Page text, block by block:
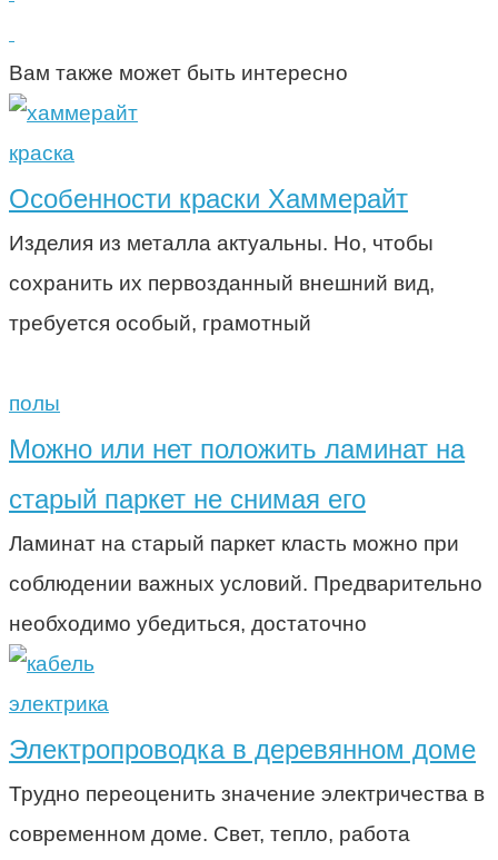
Вам также может быть интересно
краска
Особенности краски Хаммерайт
Изделия из металла актуальны. Но, чтобы
сохранить их первозданный внешний вид,
требуется особый, грамотный
полы
Можно или нет положить ламинат на
старый паркет не снимая его
Ламинат на старый паркет класть можно при
соблюдении важных условий. Предварительно
необходимо убедиться, достаточно
электрика
Электропроводка в деревянном доме
Трудно переоценить значение электричества в
современном доме. Свет, тепло, работа